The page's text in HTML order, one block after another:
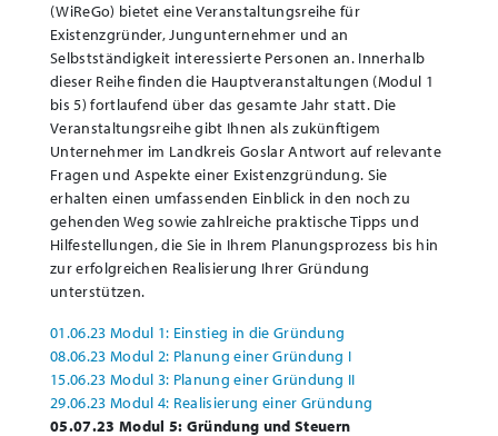
(WiReGo) bietet eine Veranstaltungsreihe für
Existenzgründer, Jungunternehmer und an
Selbstständigkeit interessierte Personen an. Innerhalb
dieser Reihe finden die Hauptveranstaltungen (Modul 1
bis 5) fortlaufend über das gesamte Jahr statt. Die
Veranstaltungsreihe gibt Ihnen als zukünftigem
Unternehmer im Landkreis Goslar Antwort auf relevante
Fragen und Aspekte einer Existenzgründung. Sie
erhalten einen umfassenden Einblick in den noch zu
gehenden Weg sowie zahlreiche praktische Tipps und
Hilfestellungen, die Sie in Ihrem Planungsprozess bis hin
zur erfolgreichen Realisierung Ihrer Gründung
unterstützen.
01.06.23 Modul 1: Einstieg in die Gründung
08.06.23 Modul 2: Planung einer Gründung I
15.06.23 Modul 3: Planung einer Gründung II
29.06.23 Modul 4: Realisierung einer Gründung
05.07.23 Modul 5: Gründung und Steuern